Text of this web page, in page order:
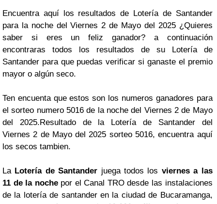
Encuentra aquí los resultados de Lotería de Santander
para la noche del Viernes 2 de Mayo del 2025 ¿Quieres
saber si eres un feliz ganador? a continuación
encontraras todos los resultados de su Lotería de
Santander para que puedas verificar si ganaste el premio
mayor o algún seco.
Ten encuenta que estos son los numeros ganadores para
el sorteo numero 5016 de la noche del Viernes 2 de Mayo
del 2025.Resultado de la Lotería de Santander del
Viernes 2 de Mayo del 2025 sorteo 5016, encuentra aquí
los secos tambien.
La Lotería de Santander juega todos los viernes a las
11 de la nochepor el Canal TRO desde las instalaciones
de la lotería de santander en la ciudad de Bucaramanga,